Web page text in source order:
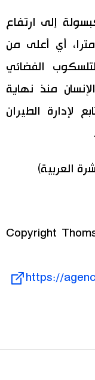
إلى ارتفاع
بقليل على 585 كيلومترا، أي أعلى من
الفضائي
منذ نهاية
لإدارة الطيران
العربية)
(c) Copyright
https://